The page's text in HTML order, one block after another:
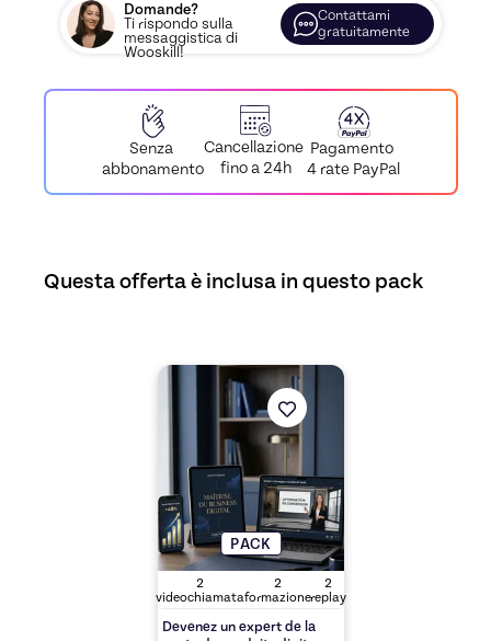
Domande?
Ti rispondo sulla
messaggistica di
Wooskill!
Contattami
gratuitamente
Senza
abbonamento
Cancellazione
fino a 24h
Pagamento
4 rate PayPal
Questa offerta è inclusa in questo pack
Scopri l'offertaDevenez un expert de la
PACK
2
videochiamata
2
formazione
2
replay
Devenez un expert de la